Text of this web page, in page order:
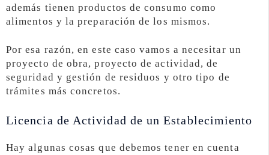
además tienen productos de consumo como
alimentos y la preparación de los mismos.
Por esa razón, en este caso vamos a necesitar un
proyecto de obra, proyecto de actividad, de
seguridad y gestión de residuos y otro tipo de
trámites más concretos.
Licencia de Actividad de un Establecimiento
Hay algunas cosas que debemos tener en cuenta